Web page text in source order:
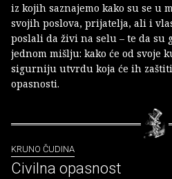
iz kojih saznajemo kako su se u
svojih poslova, prijatelja, ali i
poslali da živi na selu – te da su
jednom mišlju: kako će od svoje
sigurniju utvrdu koja će ih
opasnosti.
KRUNO ČUDINA
Civilna opasnost